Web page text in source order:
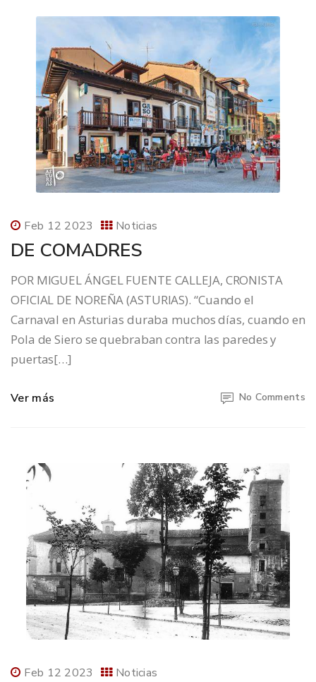
Feb 12 2023 Noticias
DE COMADRES
POR MIGUEL ÁNGEL FUENTE CALLEJA, CRONISTA
OFICIAL DE NOREÑA (ASTURIAS). “Cuando el
Carnaval en Asturias duraba muchos días, cuando en
Pola de Siero se quebraban contra las paredes y
puertas[…]
Ver más No Comments
Feb 12 2023 Noticias